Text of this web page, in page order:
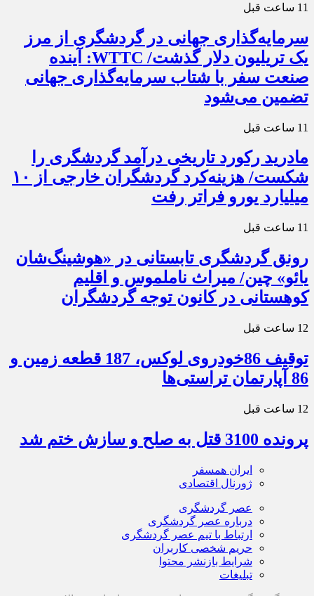
11 ساعت قبل
سرمایه‌گذاری جهانی در گردشگری از مرز
یک تریلیون دلار گذشت/ WTTC: آینده
صنعت سفر با شتاب سرمایه‌گذاری جهانی
تضمین می‌شود
11 ساعت قبل
مادرید رکورد تاریخی درآمد گردشگری را
شکست/ هزینه‌کرد گردشگران خارجی از ۱۰
میلیارد یورو فراتر رفت
11 ساعت قبل
رونق گردشگری تابستانی در «هوشینگ‌شان
یائو» چین/ میراث ناملموس و اقلیم
کوهستانی در کانون توجه گردشگران
12 ساعت قبل
توقیف 86خودروی لوکس، 187 قطعه زمین و
86 آپارتمان تراستی‌ها
12 ساعت قبل
پرونده 3100 قتل به صلح و سازش ختم شد
ایران همسفر
ژورنال اقتصادی
عصر گردشگری
درباره عصر گردشگری
ارتباط با تیم عصر گردشگری
حریم شخصی کاربران
شرایط بازنشر محتوا
تبلیغات